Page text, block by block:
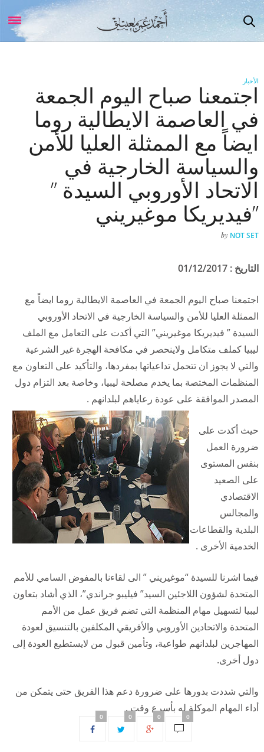
الأخبار
اجتمعنا صباح اليوم الجمعة
في العاصمة الايطالية روما
ايضاً مع الممثلة العليا للأمن
والسياسة الخارجية في
الاتحاد الأوروبي السيدة ”
فيديريكا موغيريني”
by NOT SET
التاريخ : 01/12/2017
اجتمعنا صباح اليوم الجمعة في العاصمة الايطالية روما ايضاً مع
الممثلة العليا للأمن والسياسة الخارجية في الاتحاد الأوروبي
السيدة ” فيديريكا موغيريني” التي أكدت على التعامل مع الملف
ليبيا كملف متكامل ولاينحصر في مكافحة الهجرة غير الشرعية
والتي لا يجوز ان تتحمل تداعياتها بمفردها، والتأكيد على التعاون مع
المنظمات المختصة بما يخدم مصلحة ليبيا، وخاصة بعد التزام دول
المصدر الموافقة على عودة رعاياهم لبلدانهم .
حيث أكدت على
ضرورة العمل
بنفس المستوى
على الصعيد
الاقتصادي
والمجالس
البلدية والقطاعات
الخدمية الأخرى .
فيما اشرنا للسيدة “موغيريني ” الى لقاءنا بالمفوض السامي للأمم
المتحدة لشؤون اللاجئين السيد” فيليبو جراندي”، الذي أشاد بتعاون
ليبيا لتسهيل مهام المنظمة التي تضم فريق عمل من الأمم
المتحدة والاتحادين الأوروبي والأفريقي المكلفين بالتنسيق لعودة
المهاجرين لبلدانهم طواعية، وتأمين قبول من لايستطيع العودة إلى
دول أخرى.
والتي شددت بدورها على ضرورة دعم هذا الفريق حتى يتمكن من
أداء المهام الموكلة له بأسرع وقت .
0 0 0 0